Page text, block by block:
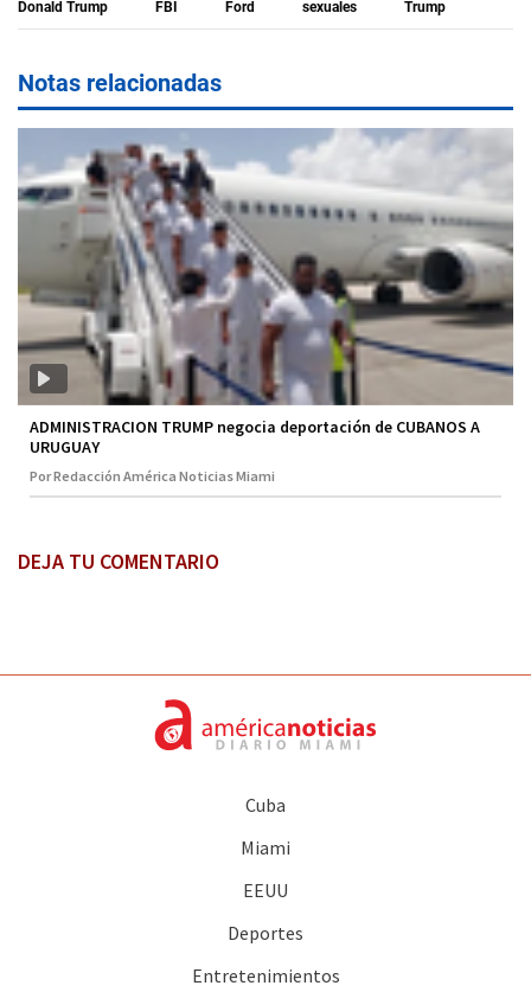
Donald Trump
FBI Ford sexuales Trump
Notas relacionadas
ADMINISTRACION TRUMP negocia deportación de CUBANOS A
URUGUAY
Por Redacción América Noticias Miami
DEJA TU COMENTARIO
Cuba
Miami
EEUU
Deportes
Entretenimientos